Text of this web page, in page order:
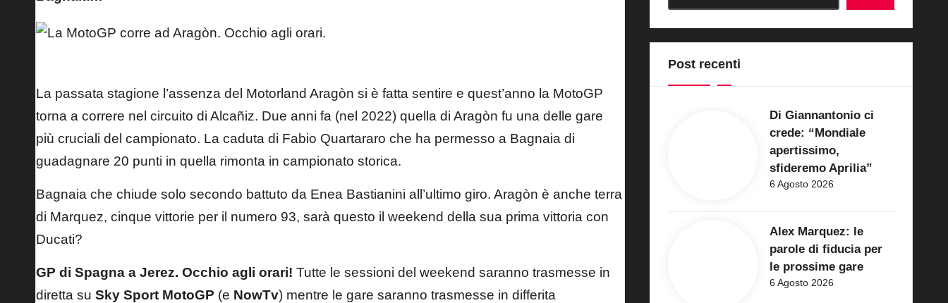
La passata stagione l’assenza del Motorland Aragòn si è fatta sentire e quest’anno la MotoGP
torna a correre nel circuito di Alcañiz. Due anni fa (nel 2022) quella di Aragòn fu una delle gare
più cruciali del campionato. La caduta di Fabio Quartararo che ha permesso a Bagnaia di
guadagnare 20 punti in quella rimonta in campionato storica.
Bagnaia che chiude solo secondo battuto da Enea Bastianini all’ultimo giro. Aragòn è anche terra
di Marquez, cinque vittorie per il numero 93, sarà questo il weekend della sua prima vittoria con
Ducati?
GP di Spagna a Jerez. Occhio agli orari! Tutte le sessioni del weekend saranno trasmesse in
diretta su Sky Sport MotoGP (e NowTv) mentre le gare saranno trasmesse in differita
Post recenti
Di Giannantonio ci
crede: “Mondiale
apertissimo,
sfideremo Aprilia”
6 Agosto 2026
Alex Marquez: le
parole di fiducia per
le prossime gare
6 Agosto 2026